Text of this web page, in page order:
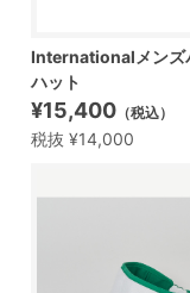
Internationalメンズ
ハット
¥15,400 （税込）
税抜 ¥14,000